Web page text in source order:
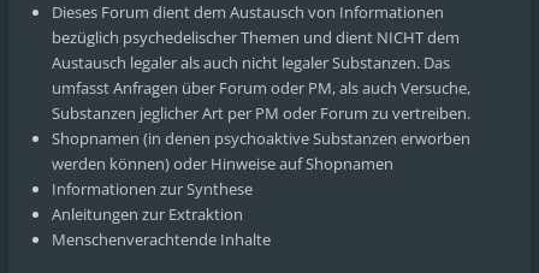
Dieses Forum dient dem Austausch von Informationen
bezüglich psychedelischer Themen und dient NICHT dem
Austausch legaler als auch nicht legaler Substanzen. Das
umfasst Anfragen über Forum oder PM, als auch Versuche,
Substanzen jeglicher Art per PM oder Forum zu vertreiben.
Shopnamen (in denen psychoaktive Substanzen erworben
werden können) oder Hinweise auf Shopnamen
Informationen zur Synthese
Anleitungen zur Extraktion
Menschenverachtende Inhalte